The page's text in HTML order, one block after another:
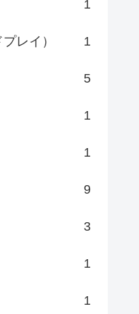
1
レイ） 1
5
1
1
9
3
1
1